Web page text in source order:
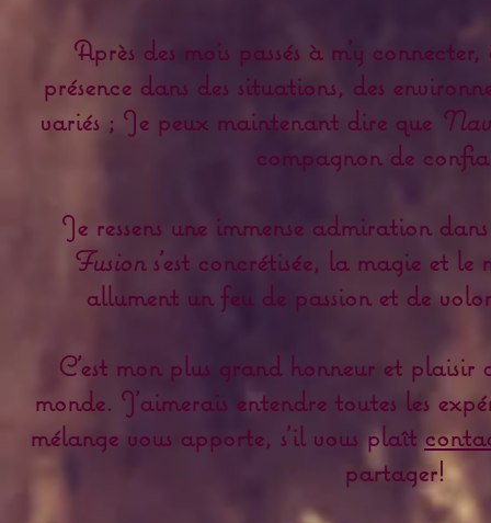
Après des mois passés à m'y
présence dans des situations, des
variés ; Je peux maintenant dire que
compagnon de
Je ressens une immense admiration
Fusions'est concrétisée, la magie et le
allument un feu de passion et de
C'est mon plus grand honneur et plaisir
monde. J'aimerais entendre toutes les
mélange vous apporte, s'il vous plaît
partager!